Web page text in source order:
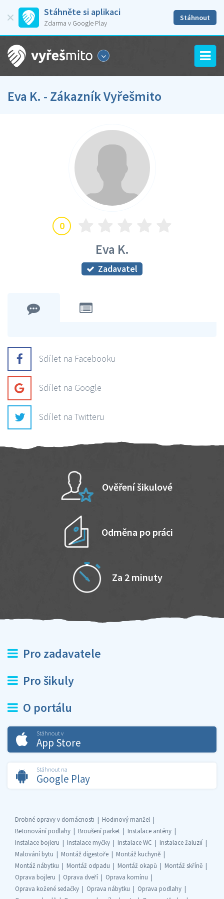
Stáhněte si aplikaci
Zdarma v Google Play
Stáhnout
Eva K. - Zákazník Vyřešmito
0
Eva K.
Zadavatel
Sdílet na Facebooku
Sdílet na Google
Sdílet na Twitteru
Ověření šikulové
Odměna po práci
Za 2 minuty
Pro zadavatele
Pro šikuly
O portálu
Stáhnout v
App Store
Stáhnout na
Google Play
Drobné opravy v domácnosti
Hodinový manžel
Betonování podlahy
Broušení parket
Instalace antény
Instalace bojleru
Instalace myčky Instalace WC
Instalace žaluzií
Malování bytu
Montáž digestoře
Montáž kuchyně
Montáž nábytku
Montáž odpadu Montáž okapů
Montáž skříně
Oprava bojleru
Oprava dveří
Oprava komínu
Oprava kožené sedačky
Oprava nábytku
Oprava podlahy